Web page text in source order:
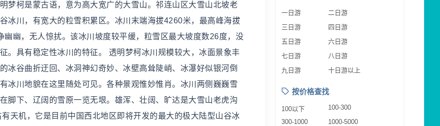
梦柯是蒙古语，意为高大宽广的大雪山。祁连山区大雪山北坡老
冰川，有宽大的粒雪积累区。冰川末端海拔4260米，最高峰海拔
幽，无人惊扰。该冰川坡度较平缓，粒雪区最大坡度数26度，没
。具有稳定性冰川的特征。 透明梦柯冰川规模较大，冰面景象丰
冰谷曲折迂回、冰洞神幻奇妙、冰壁高耸陡峭、冰瀑好似银河倒
冰川地貌在这里随处可见。各种景观惟妙惟肖。冰川两侧巍巍雪
脚下、辽阔的雪原一览无垠。雄浑、壮阔、旷达是大雪山老虎沟
天机，它是目前中国西北地区即将开发的最大的极大陆型山谷冰
一日游
二日游
三日游
四日游
五日游
六日游
七日游
八日游
九日游
十日游以上
按价格查找
100以下
100-300
300-1000
1000-5000